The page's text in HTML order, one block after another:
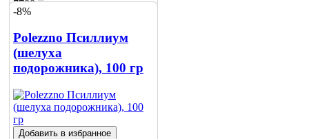
7700 ₸
Сообщить
о наличии
3
-8%
Polezzno Псиллиум
(шелуха
подорожника), 100 гр
Добавить в избранное